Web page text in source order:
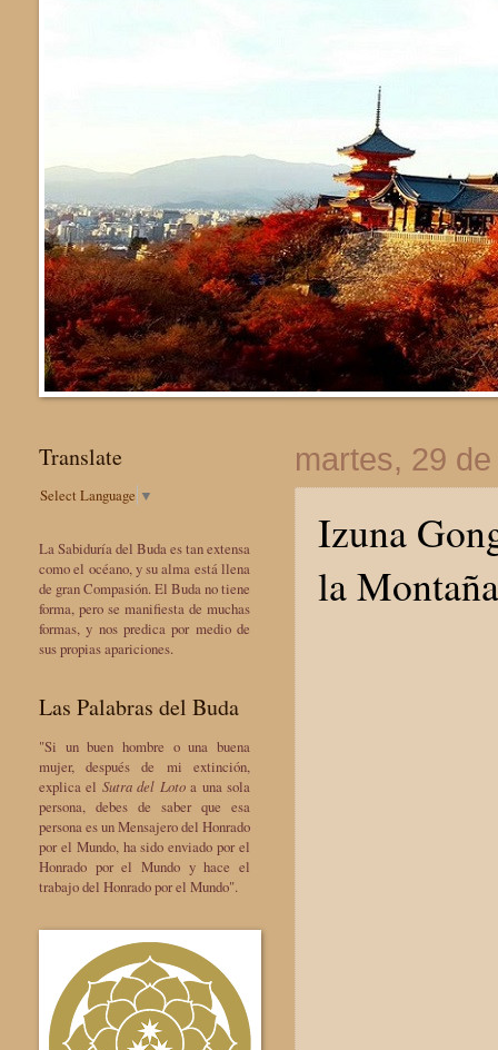
martes, 29
Izuna
la Montaña
Translate
Select Language ▼
La Sabiduría del Buda es tan extensa
como el océano, y su alma está llena
de gran Compasión. El Buda no tiene
forma, pero se manifiesta de muchas
formas, y nos predica por medio de
sus propias apariciones.
Las Palabras del Buda
"Si un buen hombre o una buena
mujer, después de mi extinción,
explica el Sutra del Lotoa una sola
persona, debes de saber que esa
persona es un Mensajero del Honrado
por el Mundo, ha sido enviado por el
Honrado por el Mundo y hace el
trabajo del Honrado por el Mundo".